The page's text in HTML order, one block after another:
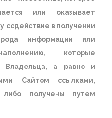
или оказывает
содействие в получении
информации или
которые
а равно и
Сайтом ссылками,
получены путем